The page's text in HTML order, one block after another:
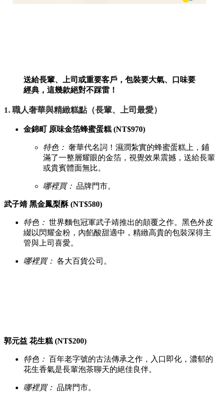
送給長輩、上司或重要客戶，包裝要大氣、口味要
經典，這幾款絕對不踩雷！
1. 職人奢華與精緻糕點（長輩、上司最愛）
金錦町 原味金箔蜂蜜蛋糕 (NT$970)
特色： 奢華代名詞！濕潤紮實的蜂蜜蛋糕上，鋪
滿了一整層耀眼的金箔，視覺效果震撼，送給長輩
或貴賓體面無比。
哪裡買： 品牌門市。
武子靖 黑金鳳梨酥 (NT$580)
特色： 世界麵包冠軍武子靖推出的顛覆之作。黑色外皮
綴以閃耀金粉，內餡酸甜適中，精緻高貴的包裝深得主
管與上司喜愛。
哪裡買： 各大百貨公司。
郭元益 花生糕 (NT$200)
特色： 百年老字號的古法傳承之作，入口即化，濃郁的
花生香氣是長輩泡茶聊天的絕佳良伴。
哪裡買： 品牌門市。